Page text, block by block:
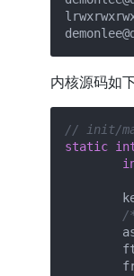
内核源码如
// init/
static
/